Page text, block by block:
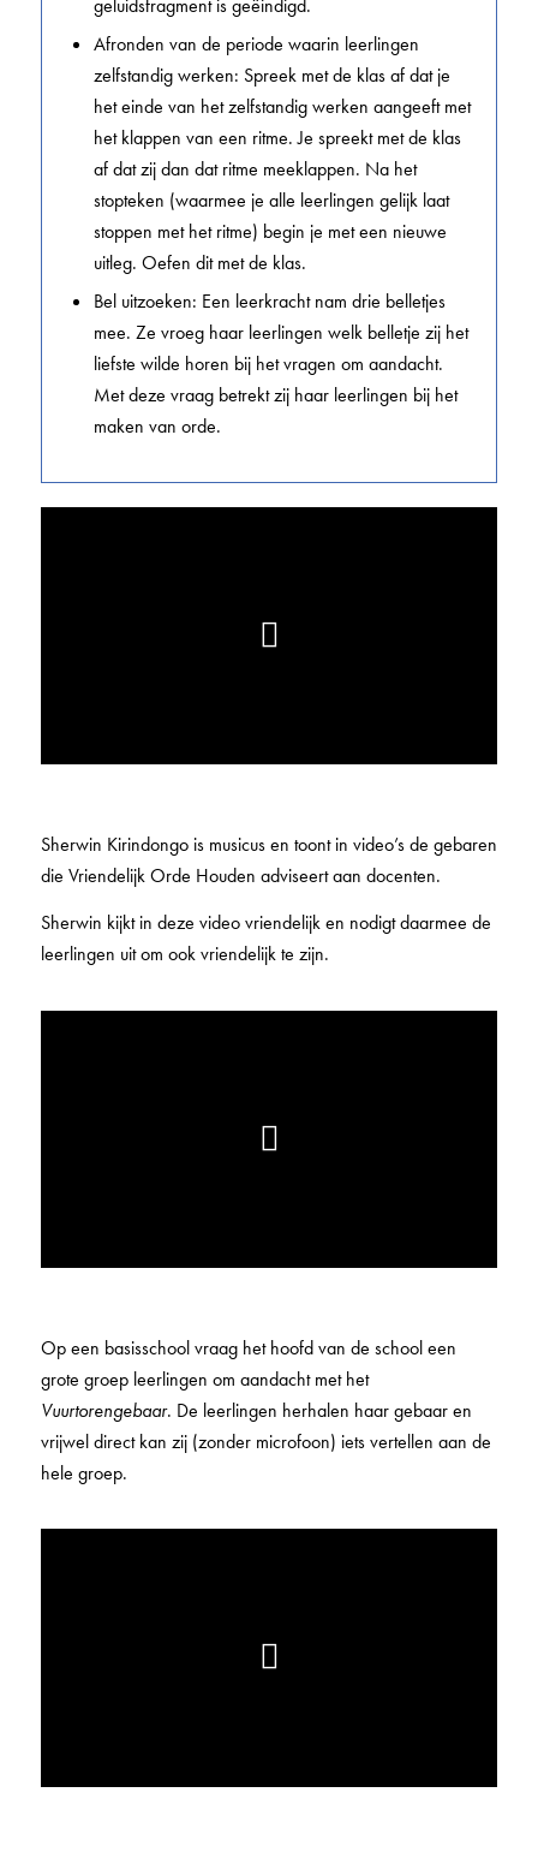
geluidsfragment is geëindigd.
Afronden van de periode waarin leerlingen
zelfstandig werken: Spreek met de klas af dat je
het einde van het zelfstandig werken aangeeft met
het klappen van een ritme. Je spreekt met de klas
af dat zij dan dat ritme meeklappen. Na het
stopteken (waarmee je alle leerlingen gelijk laat
stoppen met het ritme) begin je met een nieuwe
uitleg. Oefen dit met de klas.
Bel uitzoeken: Een leerkracht nam drie belletjes
mee. Ze vroeg haar leerlingen welk belletje zij het
liefste wilde horen bij het vragen om aandacht.
Met deze vraag betrekt zij haar leerlingen bij het
maken van orde.
Sherwin Kirindongo is musicus en toont in video’s de gebaren
die Vriendelijk Orde Houden adviseert aan docenten.
Sherwin kijkt in deze video vriendelijk en nodigt daarmee de
leerlingen uit om ook vriendelijk te zijn.
Op een basisschool vraag het hoofd van de school een
grote groep leerlingen om aandacht met het
Vuurtorengebaar. De leerlingen herhalen haar gebaar en
vrijwel direct kan zij (zonder microfoon) iets vertellen aan de
hele groep.